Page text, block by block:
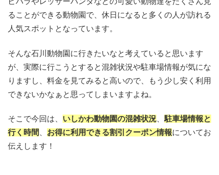
ることができる動物園で、休日になると多くの人が訪れる
人気スポットとなっています。
そんな石川動物園に行きたいなと考えていると思います
が、実際に行こうとすると混雑状況や駐車場情報が気にな
りますし、料金を見てみると高いので、もう少し安く利用
できないかなぁと思ってしまいますよね。
そこで今回は、 いしかわ動物園の混雑状況
駐車場情報と
行く時間
お得に利用できる割引クーポン情報についてお
伝えします！